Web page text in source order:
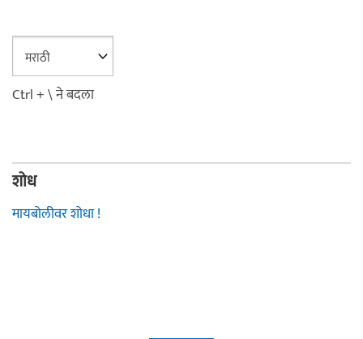
Ctrl + \ ने बदला
शोध
मायबोलीवर शोधा !